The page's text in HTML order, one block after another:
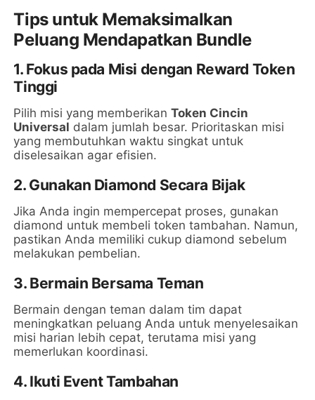
Tips untuk Memaksimalkan
Peluang Mendapatkan Bundle
1. Fokus pada Misi dengan Reward Token
Tinggi
Pilih misi yang memberikanToken Cincin
Universal dalam jumlah besar. Prioritaskan misi
yang membutuhkan waktu singkat untuk
diselesaikan agar efisien.
2. Gunakan Diamond Secara Bijak
Jika Anda ingin mempercepat proses, gunakan
diamond untuk membeli token tambahan. Namun,
pastikan Anda memiliki cukup diamond sebelum
melakukan pembelian.
3. Bermain Bersama Teman
Bermain dengan teman dalam tim dapat
meningkatkan peluang Anda untuk menyelesaikan
misi harian lebih cepat, terutama misi yang
memerlukan koordinasi.
4. Ikuti Event Tambahan